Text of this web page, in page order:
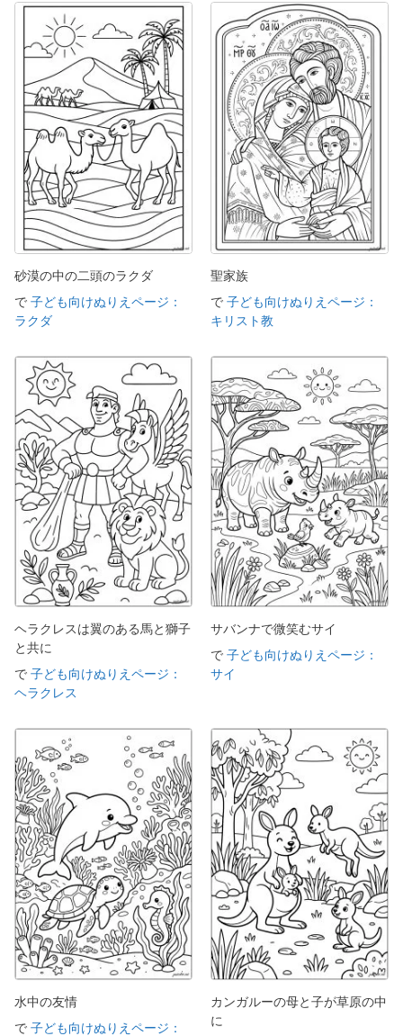
砂漠の中の二頭のラクダ
で 子ども向けぬりえページ：
ラクダ
聖家族
で 子ども向けぬりえページ：
キリスト教
ヘラクレスは翼のある馬と獅子
と共に
で 子ども向けぬりえページ：
ヘラクレス
サバンナで微笑むサイ
で 子ども向けぬりえページ：
サイ
水中の友情
で 子ども向けぬりえページ：
カンガルーの母と子が草原の中
に